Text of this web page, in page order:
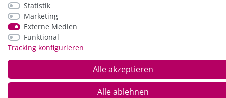
Statistik
Marketing
Externe Medien
Funktional
Tracking konfigurieren
Alle akzeptieren
Alle ablehnen